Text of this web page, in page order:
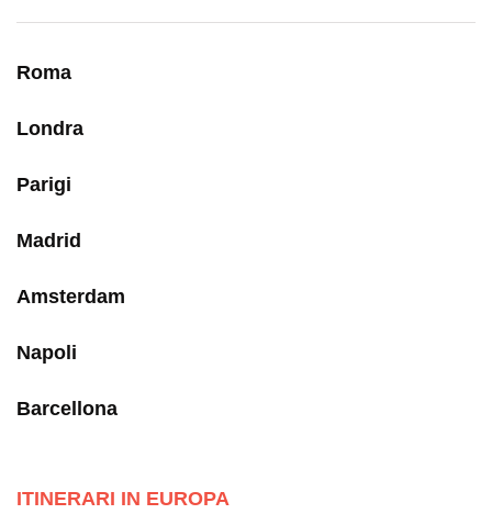
Roma
Londra
Parigi
Madrid
Amsterdam
Napoli
Barcellona
ITINERARI IN EUROPA